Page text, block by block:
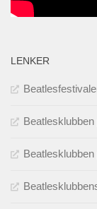
LENKER
Beatlesklubben